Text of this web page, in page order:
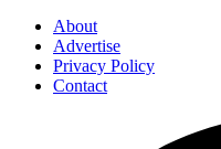
About
Advertise
Privacy Policy
Contact